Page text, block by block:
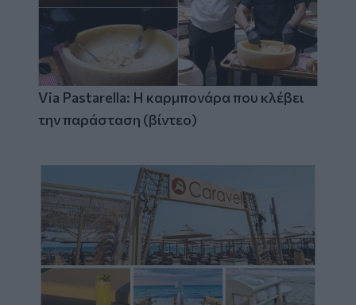
Via Pastarella: Η καρμπονάρα που κλέβει
την παράσταση (βίντεο)